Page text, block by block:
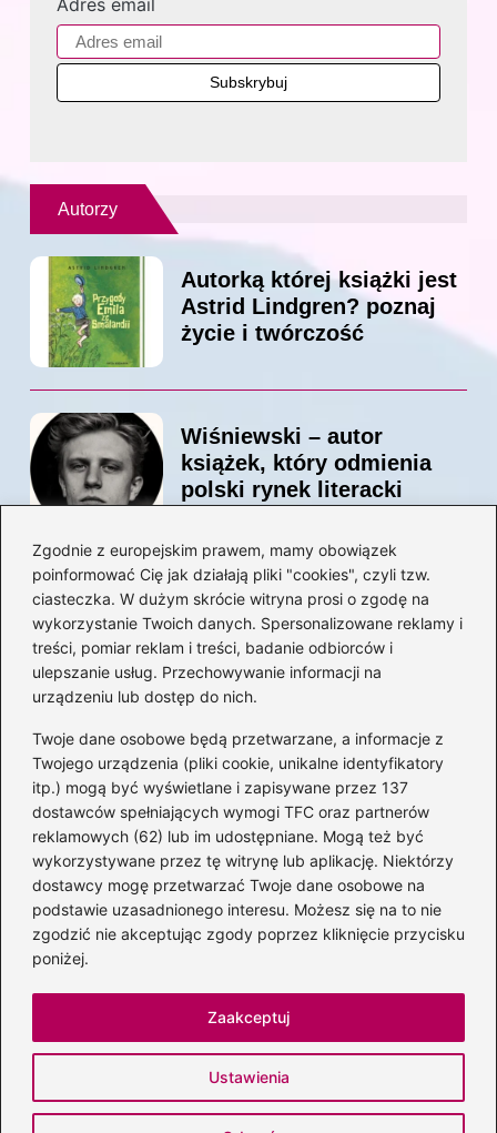
Zgodnie z europejskim prawem, mamy obowiązek
poinformować Cię jak działają pliki "cookies", czyli tzw.
ciasteczka. W dużym skrócie witryna prosi o zgodę na
wykorzystanie Twoich danych. Spersonalizowane reklamy i
treści, pomiar reklam i treści, badanie odbiorców i
ulepszanie usług. Przechowywanie informacji na
urządzeniu lub dostęp do nich.
Twoje dane osobowe będą przetwarzane, a informacje z
Twojego urządzenia (pliki cookie, unikalne identyfikatory
itp.) mogą być wyświetlane i zapisywane przez 137
dostawców spełniających wymogi TFC oraz partnerów
reklamowych (62) lub im udostępniane. Mogą też być
wykorzystywane przez tę witrynę lub aplikację. Niektórzy
dostawcy mogę przetwarzać Twoje dane osobowe na
podstawie uzasadnionego interesu. Możesz się na to nie
zgodzić nie akceptując zgody poprzez kliknięcie przycisku
poniżej.
Ustawienia
Zaakceptuj
Autorzy
Autorką której książki jest
Astrid Lindgren? poznaj
życie i twórczość
Wiśniewski – autor
książek, który odmienia
polski rynek literacki
Magiczne kulisy życia
autora książki o Kubusiu
Puchatku
Odkryj inne książki autora
„Jaś i Małgosia”, które
musisz przeczytać
Odkrywając magiczny
świat: jakie książki napisał
Prywatność
Zasady użytkowania
Napisz do nas